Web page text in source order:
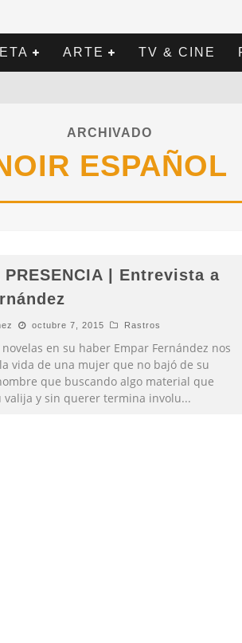
ARTE TV & CINE
ARCHIVADO
ESPAÑOL
PRESENCIA | Entrevista a
octubre 7, 2015 Rastros
en su haber Empar Fernández nos
vida de una mujer que no bajó de su
que buscando algo material que
valija y sin querer termina involu...